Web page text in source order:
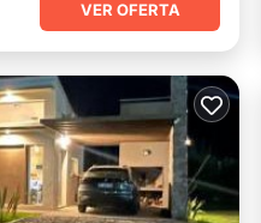
VER OFERTA